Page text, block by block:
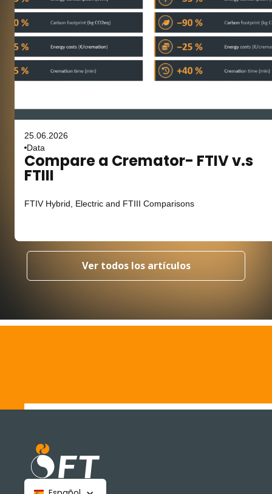
25.06.2026
Data
Compare a Cremator- FTIV v.s
FTIII
FTIV Hybrid, Electric and FTIII Comparisons
Ver todos los artículos